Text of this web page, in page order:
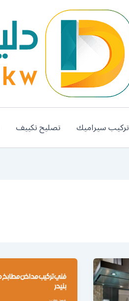
تركيب سيراميك تصليح تكييف